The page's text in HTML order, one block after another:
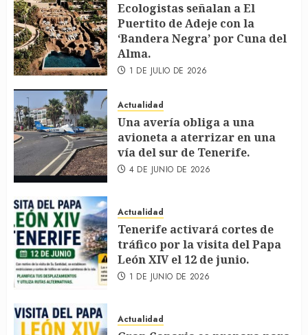
Ecologistas señalan a El
Puertito de Adeje con la
‘Bandera Negra’ por Cuna del
Alma.
1 DE JULIO DE 2026
Actualidad
Una avería obliga a una
avioneta a aterrizar en una
vía del sur de Tenerife.
4 DE JUNIO DE 2026
Actualidad
Tenerife activará cortes de
tráfico por la visita del Papa
León XIV el 12 de junio.
1 DE JUNIO DE 2026
Actualidad